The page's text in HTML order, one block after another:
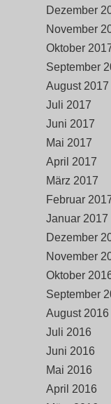
Dezember
November
Oktober
September
August 2017
Juli 2017
Juni 2017
Mai 2017
April 2017
März 2017
Februar
Januar 2017
Dezember
November
Oktober
September
August 2016
Juli 2016
Juni 2016
Mai 2016
April 2016